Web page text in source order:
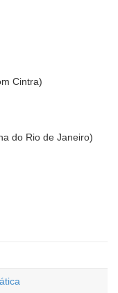
Cintra)
do Rio de Janeiro)